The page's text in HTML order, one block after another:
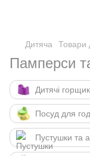
Дитяча Товари
Памперси
Дитячі
Посуд для
Пустушки та